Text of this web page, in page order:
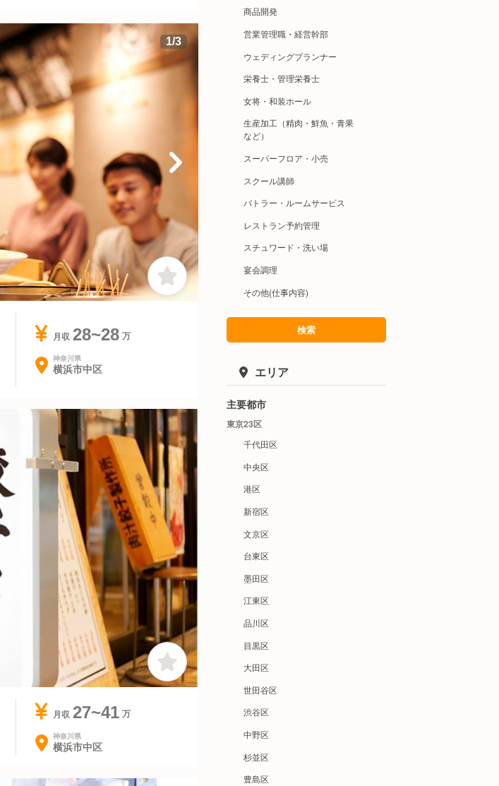
1/3
月収 28~28
神奈川県
横浜市中区
月収 27~41
神奈川県
横浜市中区
商品開発
営業管理職・経営幹部
ウェディングプランナー
栄養士・管理栄養士
女将・和装ホール
生産加工（精肉・鮮魚・青果
など）
スーパーフロア・小売
スクール講師
バトラー・ルームサービス
レストラン予約管理
スチュワード・洗い場
宴会調理
その他(仕事内容)
検索
エリア
主要都市
東京23区
千代田区
中央区
港区
新宿区
文京区
台東区
墨田区
江東区
品川区
目黒区
大田区
世田谷区
渋谷区
中野区
杉並区
豊島区